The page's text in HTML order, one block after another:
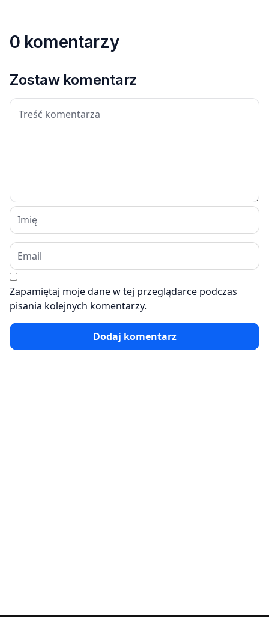
0 komentarzy
Zostaw komentarz
Zapamiętaj moje dane w tej przeglądarce podczas
pisania kolejnych komentarzy.
Dodaj komentarz